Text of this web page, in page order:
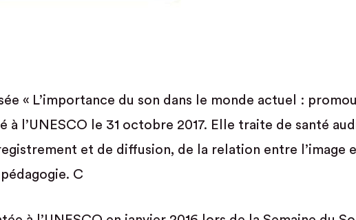
« L’importance du son dans le monde actuel :
à l’UNESCO le 31 octobre 2017. Elle traite de santé
et de diffusion, de la relation entre l’image
C